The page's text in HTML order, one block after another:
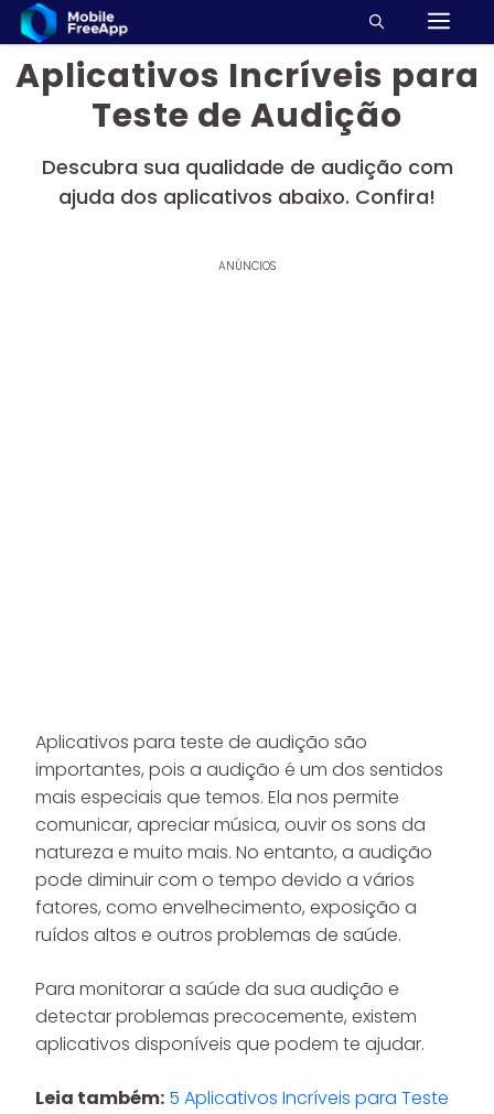
Pular
para
conteúdo
Aplicativos Incríveis para
Teste de Audição
Descubra sua qualidade de audição com
ajuda dos aplicativos abaixo. Confira!
ANÚNCIOS
Aplicativos para teste de audição são
importantes, pois a audição é um dos sentidos
mais especiais que temos. Ela nos permite
comunicar, apreciar música, ouvir os sons da
natureza e muito mais. No entanto, a audição
pode diminuir com o tempo devido a vários
fatores, como envelhecimento, exposição a
ruídos altos e outros problemas de saúde.
Para monitorar a saúde da sua audição e
detectar problemas precocemente, existem
aplicativos disponíveis que podem te ajudar.
Leia também: 5 Aplicativos Incríveis para Teste